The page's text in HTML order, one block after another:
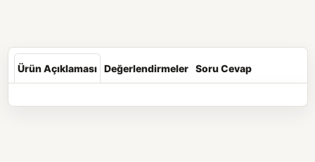
Ürün Açıklaması Değerlendirmeler Soru Cevap